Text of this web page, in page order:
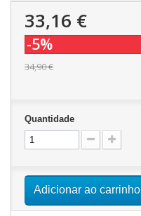
33,16 €
-5%
34,90 €
Quantidade
Adicionar ao carrinho